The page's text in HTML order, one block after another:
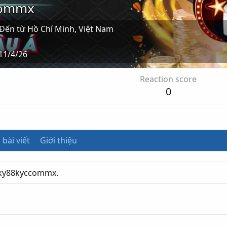
từHồ Chí Minh, Việt Nam
4/26
Reaction score
0
bài viết Giới thiệu